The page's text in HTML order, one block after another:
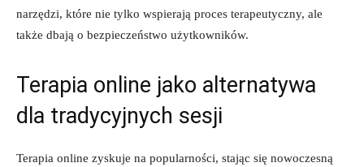
narzędzi,‌ które nie tylko wspierają ⁢proces terapeutyczny, ale
także dbają o bezpieczeństwo użytkowników.
Terapia⁢ online jako ⁣alternatywa
dla tradycyjnych sesji
Terapia‌ online zyskuje ‍na ‌popularności,⁣ stając się nowoczesną